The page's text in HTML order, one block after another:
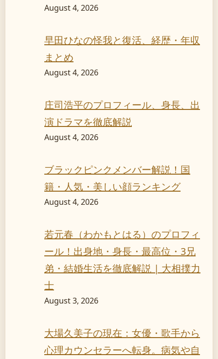
August 4, 2026
早田ひなの怪我と復活、経歴・年収
まとめ
August 4, 2026
庄司浩平のプロフィール、身長、出
演ドラマを徹底解説
August 4, 2026
ブラックピンクメンバー解説！国
籍・人気・美しい顔ランキング
August 4, 2026
若元春（わかもとはる）のプロフィ
ール！出身地・身長・最高位・3兄
弟・結婚生活を徹底解説 | 大相撲力
士
August 3, 2026
大場久美子の現在：女優・歌手から
心理カウンセラーへ転身。病気や自